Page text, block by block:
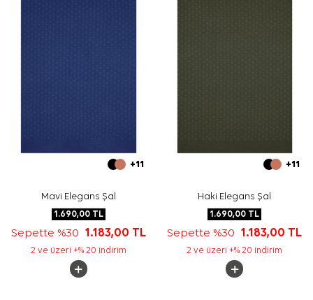
+11
Mavi Elegans Şal
1.690,00TL
Sepette %30 1.183,00 TL
2 ve üzeri +% 20 indirim
+11
Haki Elegans Şal
1.690,00 TL
Sepette %30 1.183,00 TL
2 ve üzeri +% 20 indirim